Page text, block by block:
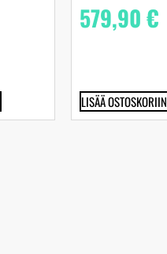
579,90€
LISÄÄ OSTOSKORIIN